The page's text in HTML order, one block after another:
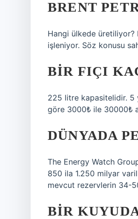
BRENT
Hangi ülkede üretiliyor?
işleniyor. Söz konusu
BIR FIÇI
225 litre kapasitelidir. 5
göre 3000₺ ile 30000₺
DÜNYADA
The Energy Watch
850 ila 1.250 milyar varil
mevcut rezervlerin 34-
BIR